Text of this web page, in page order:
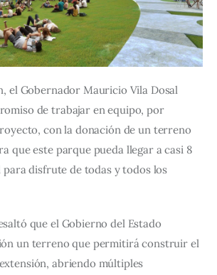
el Gobernador Mauricio Vila Dosal
de trabajar en equipo, por
con la donación de un terreno
que este parque pueda llegar a casi 8
disfrute de todas y todos los
que el Gobierno del Estado
un terreno que permitirá construir el
abriendo múltiples